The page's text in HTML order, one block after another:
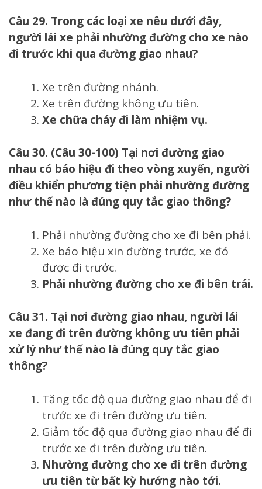
Câu 29. Trong các loại xe nêu dưới đây,
người lái xe phải nhường đường cho xe nào
đi trước khi qua đường giao nhau?
Xe trên đường nhánh.
Xe trên đường không ưu tiên.
Xe chữa cháy đi làm nhiệm vụ.
Câu 30. (Câu 30-100) Tại nơi đường giao
nhau có báo hiệu đi theo vòng xuyến, người
điều khiển phương tiện phải nhường đường
như thế nào là đúng quy tắc giao thông?
Phải nhường đường cho xe đi bên phải.
Xe báo hiệu xin đường trước, xe đó
được đi trước.
Phải nhường đường cho xe đi bên trái.
Câu 31. Tại nơi đường giao nhau, người lái
xe đang đi trên đường không ưu tiên phải
xử lý như thế nào là đúng quy tắc giao
thông?
Tăng tốc độ qua đường giao nhau để đi
trước xe đi trên đường ưu tiên.
Giảm tốc độ qua đường giao nhau để đi
trước xe đi trên đường ưu tiên.
Nhường đường cho xe đi trên đường
ưu tiên từ bất kỳ hướng nào tới.